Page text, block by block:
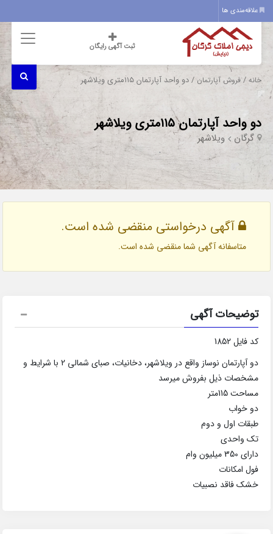
علاقه‌مندی ها
ثبت آگهی رایگان
خانه /فروش آپارتمان / دو واحد آپارتمان ۱۱۵متری ویلاشهر
دو واحد آپارتمان ۱۱۵متری ویلاشهر
گرگان ویلاشهر
آگهی درخواستی منقضی شده است.
متاسفانه آگهی شما منقضی شده است.
توضیحات آگهی
کد فایل 1852
دو آپارتمان نوساز واقع در ویلاشهر، دخانیات، صبای شمالی 2 با شرایط و
مشخصات ذیل بفروش میرسد
مساحت 115متر
دو خواب
طبقات اول و دوم
تک واحدی
دارای 350 میلیون وام
فول امکانات
خشک فاقد نصبیات